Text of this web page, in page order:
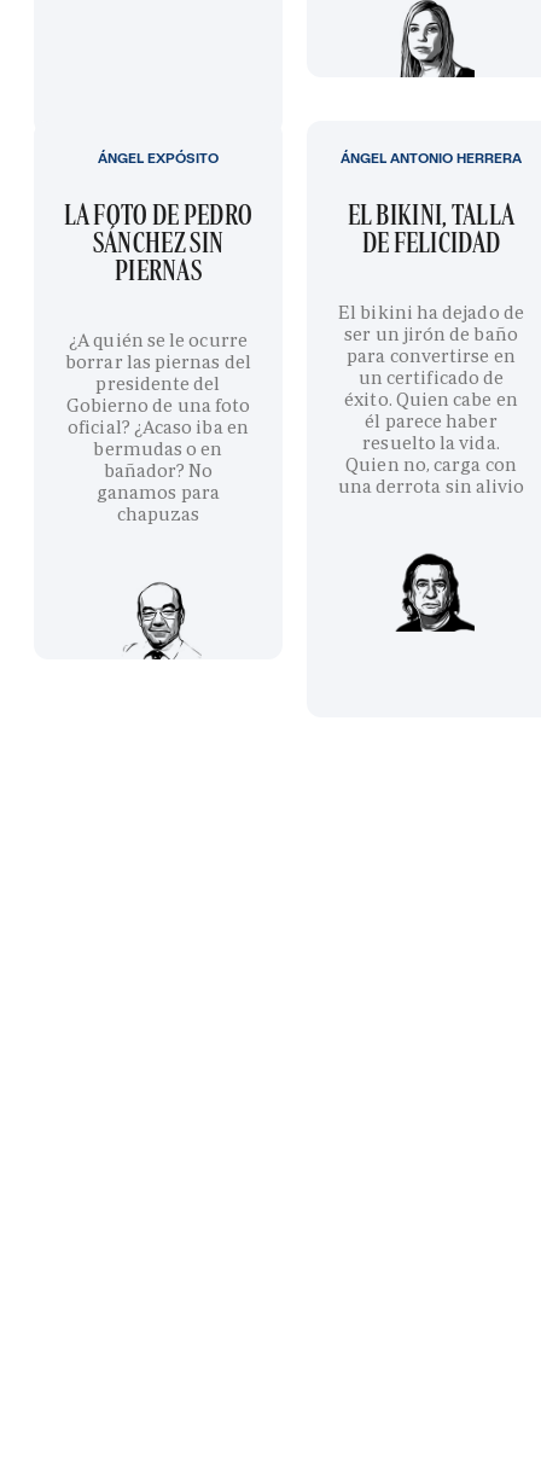
LA FOTO DE PEDRO
SÁNCHEZ SIN
PIERNAS
¿A quién se le ocurre
borrar las piernas del
presidente del
Gobierno de una foto
oficial? ¿Acaso iba en
bermudas o en
bañador? No
ganamos para
chapuzas
ÁNGEL EXPÓSITO
EL BIKINI, TALLA
DE FELICIDAD
El bikini ha dejado de
ser un jirón de baño
para convertirse en
un certificado de
éxito. Quien cabe en
él parece haber
resuelto la vida.
Quien no, carga con
una derrota sin alivio
ÁNGEL ANTONIO HERRERA